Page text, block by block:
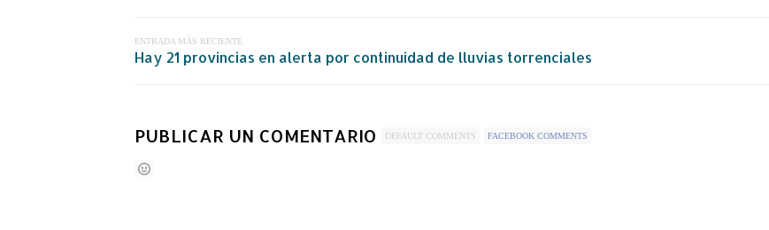
ENTRADA MÁS RECIENTE
Hay 21 provincias en alerta por continuidad de lluvias torrenciales
PUBLICAR UN COMENTARIO DEFAULT COMMENTS FACEBOOK COMMENTS